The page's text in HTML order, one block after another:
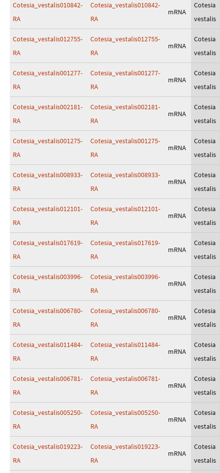
Cotesia_vestalis010842-
RA
Cotesia_vestalis010842-
RA
mRNA
Cotesia
vestalis
Cotesia_vestalis012755-
RA
Cotesia_vestalis012755-
RA
mRNA
Cotesia
vestalis
Cotesia_vestalis001277-
RA
Cotesia_vestalis001277-
RA
mRNA
Cotesia
vestalis
Cotesia_vestalis002181-
RA
Cotesia_vestalis002181-
RA
mRNA
Cotesia
vestalis
Cotesia_vestalis001275-
RA
Cotesia_vestalis001275-
RA
mRNA
Cotesia
vestalis
Cotesia_vestalis008933-
RA
Cotesia_vestalis008933-
RA
mRNA
Cotesia
vestalis
Cotesia_vestalis012101-
RA
Cotesia_vestalis012101-
RA
mRNA
Cotesia
vestalis
Cotesia_vestalis017619-
RA
Cotesia_vestalis017619-
RA
mRNA
Cotesia
vestalis
Cotesia_vestalis003996-
RA
Cotesia_vestalis003996-
RA
mRNA
Cotesia
vestalis
Cotesia_vestalis006780-
RA
Cotesia_vestalis006780-
RA
mRNA
Cotesia
vestalis
Cotesia_vestalis011484-
RA
Cotesia_vestalis011484-
RA
mRNA
Cotesia
vestalis
Cotesia_vestalis006781-
RA
Cotesia_vestalis006781-
RA
mRNA
Cotesia
vestalis
Cotesia_vestalis005250-
RA
Cotesia_vestalis005250-
RA
mRNA
Cotesia
vestalis
Cotesia_vestalis019223-
RA
Cotesia_vestalis019223-
RA
mRNA
Cotesia
vestalis